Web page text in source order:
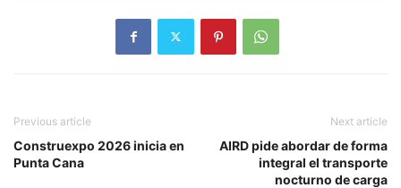
Previous article
Construexpo 2026 inicia en
Punta Cana
Next article
AIRD pide abordar de forma
integral el transporte
nocturno de carga